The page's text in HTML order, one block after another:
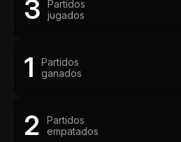
3
Partidos
jugados
1
Partidos
ganados
2
Partidos
empatados